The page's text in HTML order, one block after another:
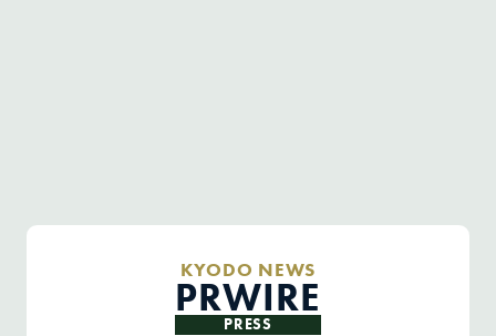
KYODO NEWS
PRWIRE
PRESS